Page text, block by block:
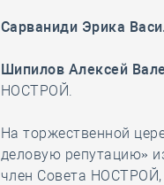
Сарваниди Эрика
Шипилов Алексей
НОСТРОЙ.
На торжественной
деловую репутацию»
член Совета